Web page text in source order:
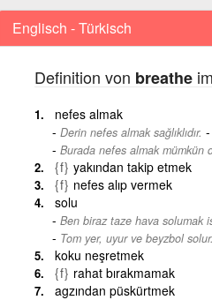
Englisch - Türkisch
Definition von breathe
nefes almak
Derin nefes almak sağlıklıdır. -
Burada nefes almak mümkün
{f} yakından takip etmek
{f} nefes alıp vermek
solu
Ben biraz taze hava solumak
Tom yer, uyur ve beyzbol solur.
koku neşretmek
{f} rahat bırakmamak
agzından püskürtmek